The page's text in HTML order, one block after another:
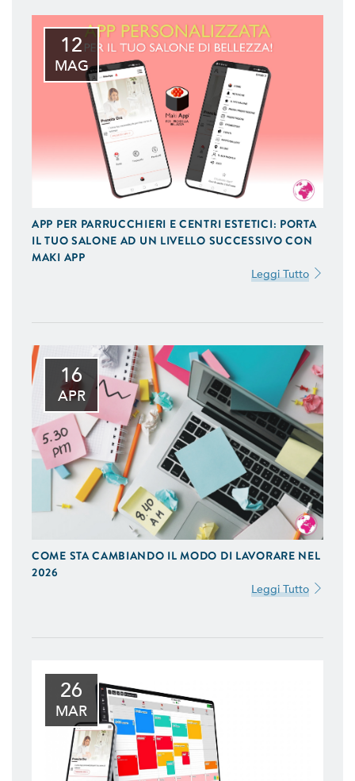
12
MAG
APP PER PARRUCCHIERI E CENTRI ESTETICI: PORTA
IL TUO SALONE AD UN LIVELLO SUCCESSIVO CON
MAKI APP
Leggi Tutto
16
APR
COME STA CAMBIANDO IL MODO DI LAVORARE NEL
2026
Leggi Tutto
26
MAR
APP IOS / ANDROID
Uniche del Design e Funzionalità
SITI WEB
Realizzazione Siti Web Dinamici, Ottimizzati per il Mobile
e Visibili sui Motori di Ricerca
BACK OFFICE E GESTIONALI
Ti Aiutiamo a Controllare l'Andamento della Tua